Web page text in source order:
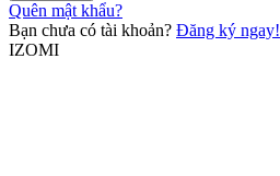
Quên mật khẩu?
Bạn chưa có tài khoản? Đăng ký ngay!
IZOMI